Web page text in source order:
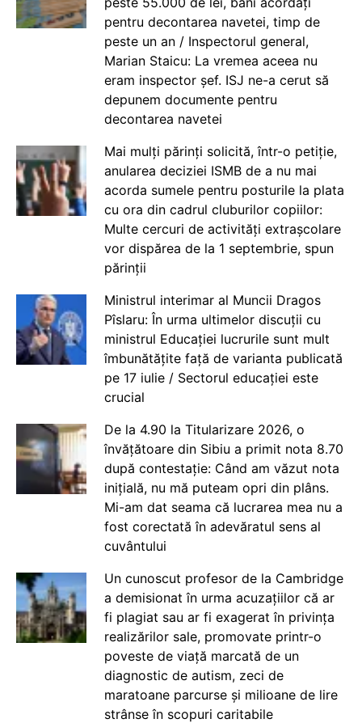
pentru decontarea navetei, timp de
peste un an / Inspectorul general,
Marian Staicu: La vremea aceea nu
eram inspector șef. ISJ ne-a cerut să
depunem documente pentru
decontarea navetei
Mai mulți părinți solicită, într-o petiție,
anularea deciziei ISMB de a nu mai
acorda sumele pentru posturile la plata
cu ora din cadrul cluburilor copiilor:
Multe cercuri de activități extrașcolare
vor dispărea de la 1 septembrie, spun
părinții
Ministrul interimar al Muncii Dragos
Pîslaru: În urma ultimelor discuții cu
ministrul Educației lucrurile sunt mult
îmbunătățite față de varianta publicată
pe 17 iulie / Sectorul educației este
crucial
De la 4.90 la Titularizare 2026, o
învățătoare din Sibiu a primit nota 8.70
după contestație: Când am văzut nota
inițială, nu mă puteam opri din plâns.
Mi-am dat seama că lucrarea mea nu a
fost corectată în adevăratul sens al
cuvântului
Un cunoscut profesor de la Cambridge
a demisionat în urma acuzațiilor că ar
fi plagiat sau ar fi exagerat în privința
realizărilor sale, promovate printr-o
poveste de viață marcată de un
diagnostic de autism, zeci de
maratoane parcurse și milioane de lire
strânse în scopuri caritabile